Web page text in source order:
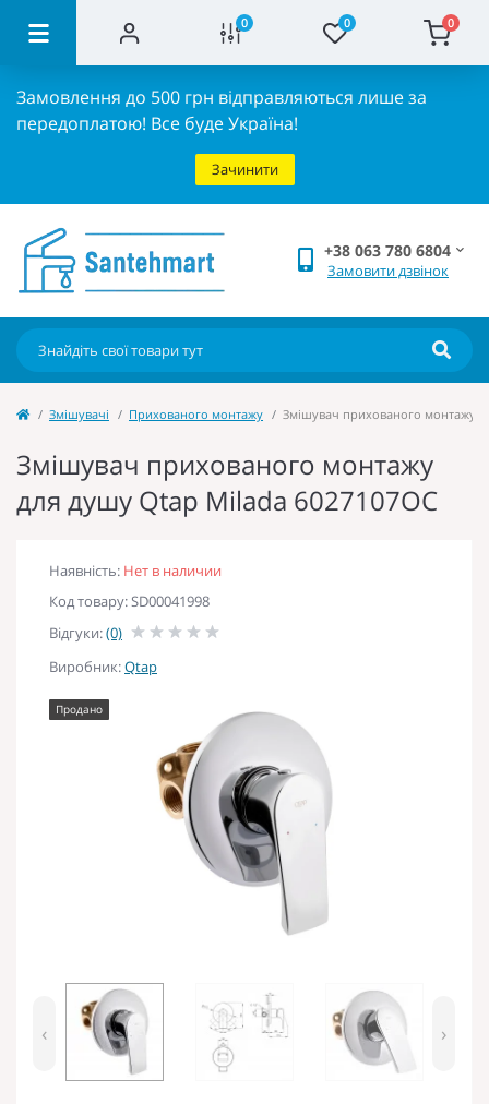
0 0 0
Замовлення до 500 грн відправляються лише за
передоплатою! Все буде Україна!
Зачинити
+38 063 780 6804
Замовити дзвінок
Змішувачі Прихованого монтажу Змішувач прихованого монтажу
Змішувач прихованого монтажу
для душу Qtap Milada 6027107OC
Наявність: Нет в наличии
Код товару: SD00041998
Відгуки:(0)
Виробник:Qtap
Продано
‹ ›